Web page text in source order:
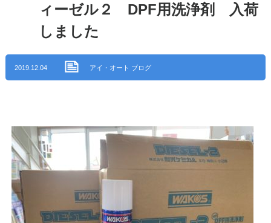
ィーゼル２ DPF用洗浄剤 入荷
しました
2019.12.04 アイ・オート ブログ